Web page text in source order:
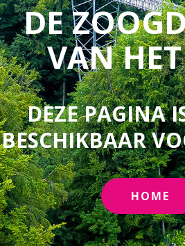
DE
VAN
DEZE PAGINA
BESCHIKBAAR
HOME